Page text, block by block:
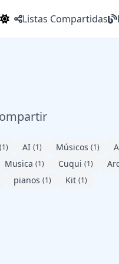
Listas Compartidas
(1) AI (1) Músicos (1)
Musica (1) Cuqui (1)
pianos (1) Kit (1)